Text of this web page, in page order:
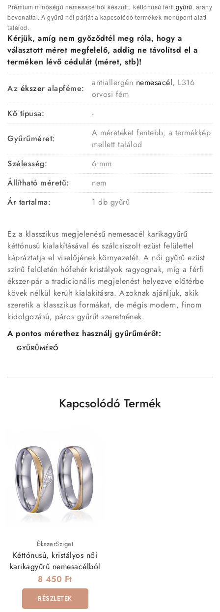
Prémium minőségű nemesacélból készült, kéttónusú férfi gyűrű, arany
bevonattal. A gyűrű női párját a kapcsolódó termékek menüpont alatt
találod.
Kérjük, amíg nem győződtél meg róla, hogy a
választott méret megfelelő, addig ne távolítsd el a
terméken lévő cédulát (méret, stb)!
Az ékszer alapféme:
antiallergén nemesacél, L316
orvosi fém
Kő típusa:
-
Gyűrűméret:
A méreteket fentebb, a termékkép
mellett találod
Szélesség:
6 mm
Állítható méretű:
nem
Ár tartalma:
1 db gyűrű
Ez a klasszikus megjelenésű nemesacél karikagyűrű
kéttónusú kialakításával és szálcsiszolt ezüst felülettel
kápráztatja el viselőjének környezetét. A női gyűrű ezüst
színű felületén hófehér kristályok ragyognak, míg a férfi
ékszer-pár a tradicionális megjelenést helyezve előtérbe
kövek nélkül került kialakításra. Azoknak ajánljuk, akik
szeretik a klasszikus formákat, de mégis modern, finom
kidolgozású, páros gyűrűt szeretnének.
A pontos mérethez használj gyűrűmérőt:
GYŰRŰMÉRŐ
Kapcsolódó Termék
ÉkszerSziget
Kéttónusú, kristályos női
karikagyűrű nemesacélból
8 450 Ft
RÉSZLETEK